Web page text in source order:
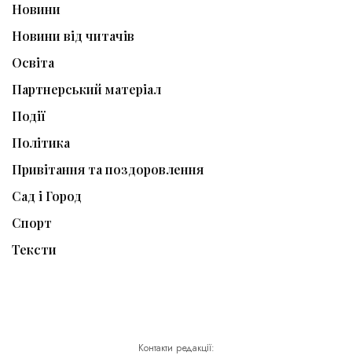
Новини
Новини від читачів
Освіта
Партнерський матеріал
Події
Політика
Привітання та поздоровлення
Сад і Город
Спорт
Тексти
Контакти редакції: